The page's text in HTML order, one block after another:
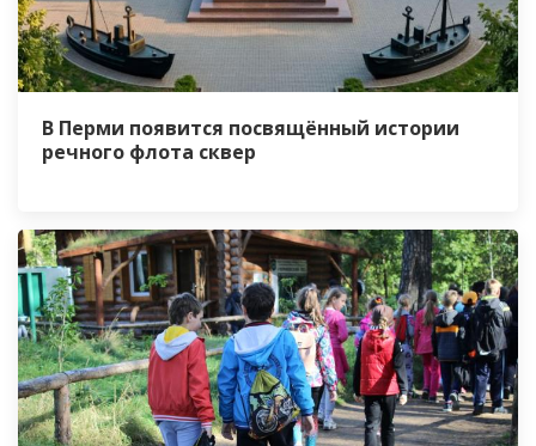
В Перми появится посвящённый истории
речного флота сквер